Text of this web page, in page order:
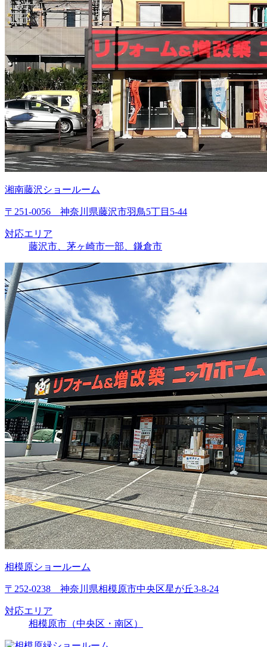
湘南藤沢ショールーム
〒251-0056 神奈川県藤沢市羽鳥5丁目5-44
対応エリア
藤沢市、茅ヶ崎市一部、鎌倉市
相模原ショールーム
〒252-0238 神奈川県相模原市中央区星が丘3-8-24
対応エリア
相模原市（中央区・南区）